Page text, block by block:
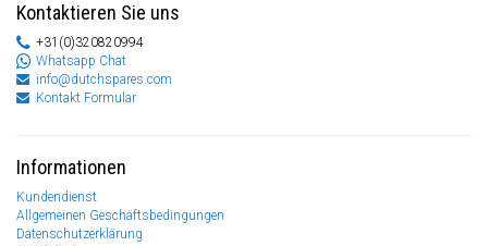
Kontaktieren Sie uns
+31(0)320820994
Whatsapp Chat
info@dutchspares.com
Kontakt Formular
Informationen
Kundendienst
Allgemeinen Geschäftsbedingungen
Datenschutzerklärung